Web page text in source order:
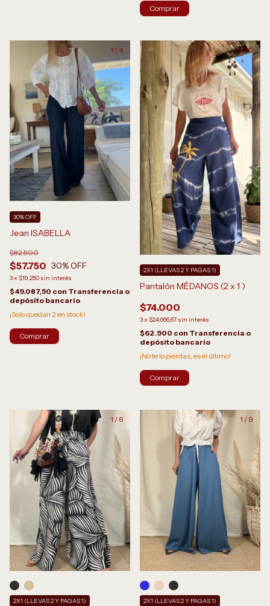
Comprar
1 /4
Jean ISABELLA
$57.750
$82.500
30% OFF
3x $19.250 sin interés
30% OFF
$49.087,50 con Transferencia o
depósito bancario
¡Solo quedan 2 en stock!
Comprar
1/10
Pantalón MÉDANOS (2 x 1 )
$74.000
3x $24.666,67 sin interés
2X1 (LLEVAS 2 Y PAGAS 1)
$62.900 con Transferencia o
depósito bancario
¡No te lo pierdas, es el último!
Comprar
1 / 6
2X1 (LLEVAS 2 Y PAGAS 1)
1 / 9
2X1 (LLEVAS 2 Y PAGAS 1)